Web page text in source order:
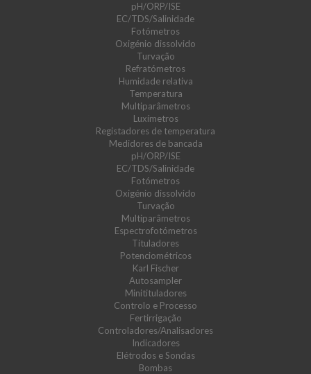
pH/ORP/ISE
EC/TDS/Salinidade
Fotómetros
Oxigénio dissolvido
Turvação
Refratómetros
Humidade relativa
Temperatura
Multiparâmetros
Luxímetros
Registadores de temperatura
Medidores de bancada
pH/ORP/ISE
EC/TDS/Salinidade
Fotómetros
Oxigénio dissolvido
Turvação
Multiparâmetros
Espectrofotómetros
Tituladores
Potenciométricos
Karl Fischer
Autosampler
Minitituladores
Controlo e Processo
Fertirrigação
Controladores/Analisadores
Indicadores
Elétrodos e Sondas
Bombas